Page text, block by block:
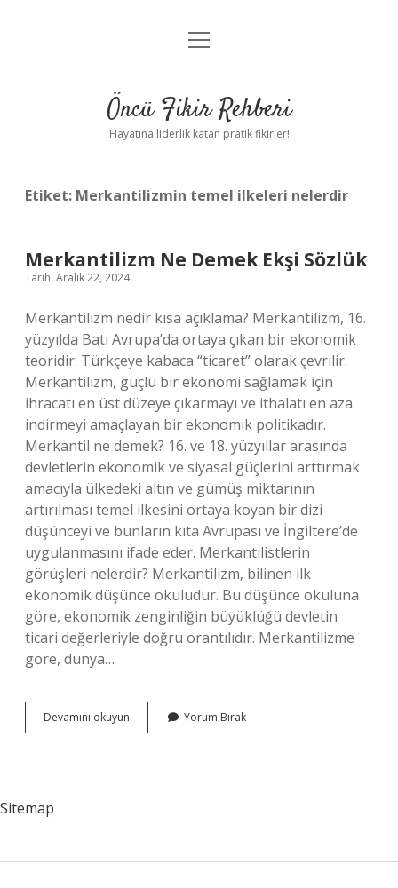
Anasayfa
Yasal Uyarı
menüyü
Öncü Fikir Rehberi
Hayatına liderlik katan pratik fikirler!
Etiket: Merkantilizmin temel ilkeleri nelerdir
Merkantilizm Ne Demek Ekşi Sözlük
Tarih: Aralık 22, 2024
Merkantilizm nedir kısa açıklama? Merkantilizm, 16.
yüzyılda Batı Avrupa’da ortaya çıkan bir ekonomik
teoridir. Türkçeye kabaca “ticaret” olarak çevrilir.
Merkantilizm, güçlü bir ekonomi sağlamak için
ihracatı en üst düzeye çıkarmayı ve ithalatı en aza
indirmeyi amaçlayan bir ekonomik politikadır.
Merkantil ne demek? 16. ve 18. yüzyıllar arasında
devletlerin ekonomik ve siyasal güçlerini arttırmak
amacıyla ülkedeki altın ve gümüş miktarının
artırılması temel ilkesini ortaya koyan bir dizi
düşünceyi ve bunların kıta Avrupası ve İngiltere’de
uygulanmasını ifade eder. Merkantilistlerin
görüşleri nelerdir? Merkantilizm, bilinen ilk
ekonomik düşünce okuludur. Bu düşünce okuluna
göre, ekonomik zenginliğin büyüklüğü devletin
ticari değerleriyle doğru orantılıdır. Merkantilizme
göre, dünya…
Devamını okuyun Merkantilizm
Ne
Yorum Bırak
Sitemap